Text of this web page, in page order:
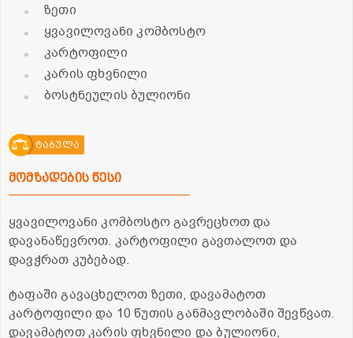
ზეთი
ყვავილოვანი კომბოსტო
კარტოფილი
კარის ფხვნილი
ბოსტნეულის ბულიონი
ტაბულა
მომზადების წესი
ყვავილოვანი კომბოსტო გავრეცხოთ და
დავანაწევროთ. კარტოფილი გავთალოთ და
დავჭრათ კუბებად.
ტაფაში გავაცხელოთ ზეთი, დავამატოთ
კარტოფილი და 10 წუთის განმავლობაში შევწვათ.
დავამატოთ კარის ფხვნილი და ბულიონი,